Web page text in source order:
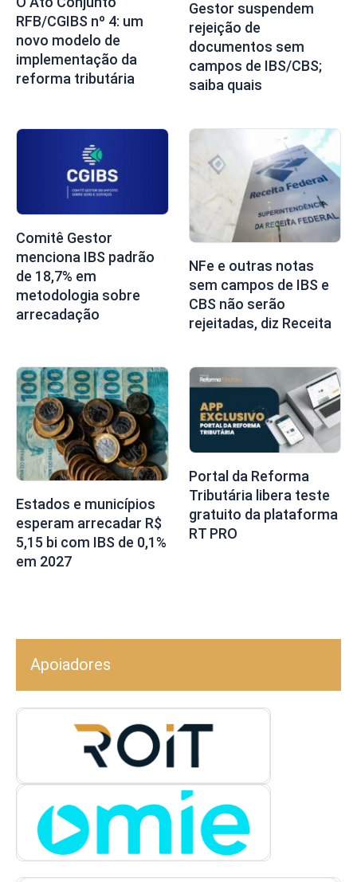
RFB/CGIBS nº 4: um
novo modelo de
implementação da
reforma tributária
Gestor suspendem
rejeição de
documentos sem
campos de IBS/CBS;
saiba quais
Comitê Gestor
menciona IBS padrão
de 18,7% em
metodologia sobre
arrecadação
NFe e outras notas
sem campos de IBS e
CBS não serão
rejeitadas, diz Receita
Estados e municípios
esperam arrecadar R$
5,15 bi com IBS de 0,1%
em 2027
Portal da Reforma
Tributária libera teste
gratuito da plataforma
RT PRO
Apoiadores